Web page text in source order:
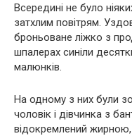
Всередині не було
затхлим повітрям.
броньоване ліжко з
шпалерах синіли
малюнків.
На одному з них були
чоловік і дівчинка з
відокремлений